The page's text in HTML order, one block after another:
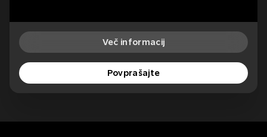
Več informacij
Povprašajte